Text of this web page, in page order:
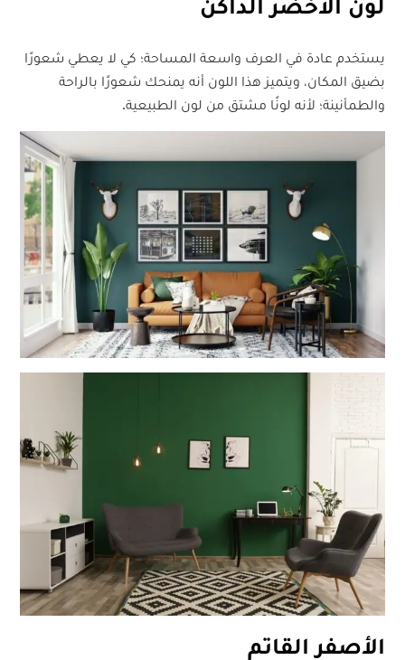
لون الأخضر الداكن
يستخدم عادة في العرف واسعة المساحة؛ كي لا يعطي شعورًا
بضيق المكان، ويتميز هذا اللون أنه يمنحك شعورًا بالراحة
والطمأنينة؛ لأنه لونًا مشتق من لون الطبيعية.
الأصفر القاتم